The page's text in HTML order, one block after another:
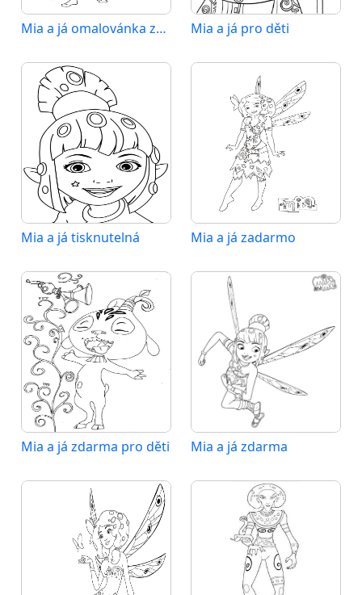
Mia a já omalovánka zdarma Mia a já pro děti
Mia a já tisknutelná Mia a já zadarmo
Mia a já zdarma pro děti Mia a já zdarma